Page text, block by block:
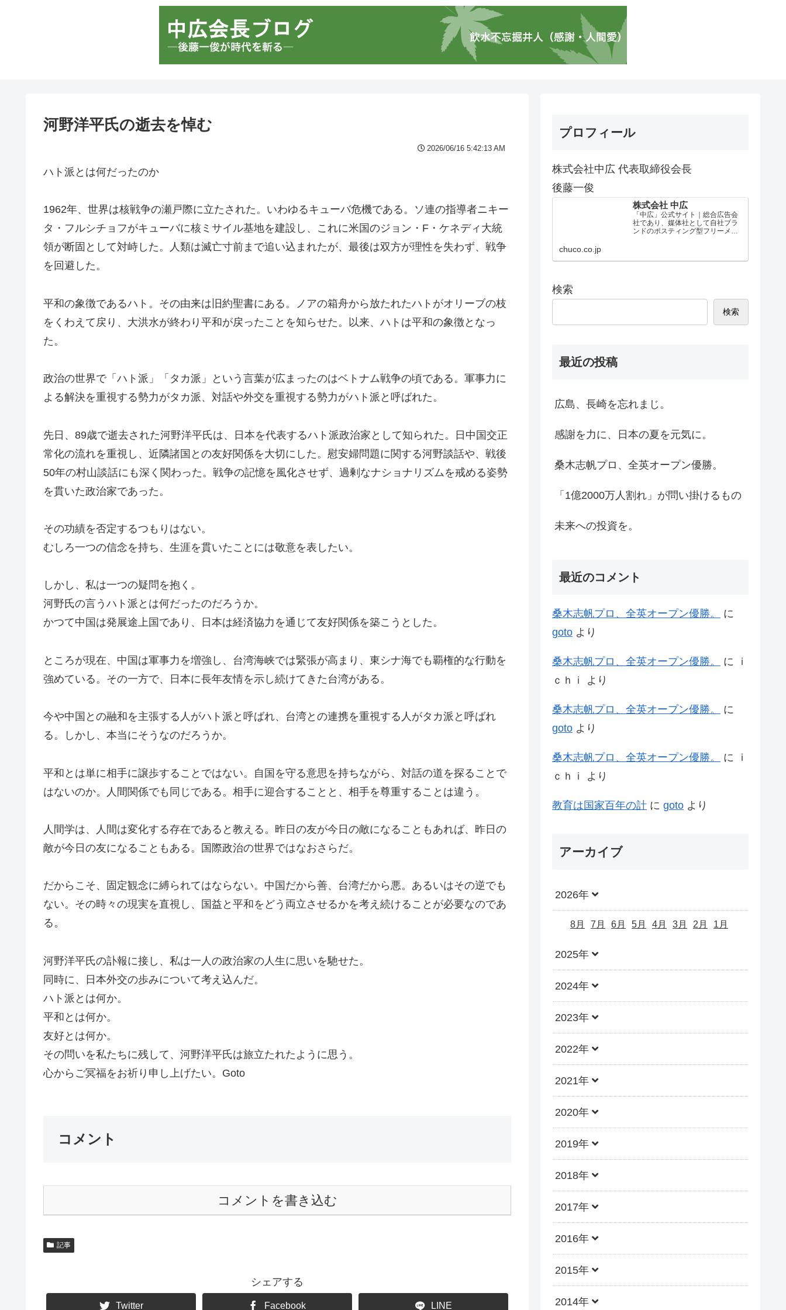
河野洋平氏の逝去を悼む
2026/06/16 5:42:13 AM
ハト派とは何だったのか
1962年、世界は核戦争の瀬戸際に立たされた。いわゆるキューバ危機である。ソ連の指導者ニキー
タ・フルシチョフがキューバに核ミサイル基地を建設し、これに米国のジョン・F・ケネディ大統
領が断固として対峙した。人類は滅亡寸前まで追い込まれたが、最後は双方が理性を失わず、戦争
を回避した。
平和の象徴であるハト。その由来は旧約聖書にある。ノアの箱舟から放たれたハトがオリーブの枝
をくわえて戻り、大洪水が終わり平和が戻ったことを知らせた。以来、ハトは平和の象徴となっ
た。
政治の世界で「ハト派」「タカ派」という言葉が広まったのはベトナム戦争の頃である。軍事力に
よる解決を重視する勢力がタカ派、対話や外交を重視する勢力がハト派と呼ばれた。
先日、89歳で逝去された河野洋平氏は、日本を代表するハト派政治家として知られた。日中国交正
常化の流れを重視し、近隣諸国との友好関係を大切にした。慰安婦問題に関する河野談話や、戦後
50年の村山談話にも深く関わった。戦争の記憶を風化させず、過剰なナショナリズムを戒める姿勢
を貫いた政治家であった。
その功績を否定するつもりはない。
むしろ一つの信念を持ち、生涯を貫いたことには敬意を表したい。
しかし、私は一つの疑問を抱く。
河野氏の言うハト派とは何だったのだろうか。
かつて中国は発展途上国であり、日本は経済協力を通じて友好関係を築こうとした。
ところが現在、中国は軍事力を増強し、台湾海峡では緊張が高まり、東シナ海でも覇権的な行動を
強めている。その一方で、日本に長年友情を示し続けてきた台湾がある。
今や中国との融和を主張する人がハト派と呼ばれ、台湾との連携を重視する人がタカ派と呼ばれ
る。しかし、本当にそうなのだろうか。
平和とは単に相手に譲歩することではない。自国を守る意思を持ちながら、対話の道を探ることで
はないのか。人間関係でも同じである。相手に迎合することと、相手を尊重することは違う。
人間学は、人間は変化する存在であると教える。昨日の友が今日の敵になることもあれば、昨日の
敵が今日の友になることもある。国際政治の世界ではなおさらだ。
だからこそ、固定観念に縛られてはならない。中国だから善、台湾だから悪。あるいはその逆でも
ない。その時々の現実を直視し、国益と平和をどう両立させるかを考え続けることが必要なのであ
る。
河野洋平氏の訃報に接し、私は一人の政治家の人生に思いを馳せた。
同時に、日本外交の歩みについて考え込んだ。
ハト派とは何か。
平和とは何か。
友好とは何か。
その問いを私たちに残して、河野洋平氏は旅立たれたように思う。
心からご冥福をお祈り申し上げたい。Goto
コメント
コメントを書き込む
記事
シェアする
Twitter Facebook LINE
プロフィール
株式会社中広 代表取締役会長
後藤一俊
株式会社 中広
「中広」公式サイト｜総合広告会
社であり、媒体社として自社ブラ
ンドのポスティング型フリーメデ
chuco.co.jp
検索
検索
最近の投稿
広島、長崎を忘れまじ。
感謝を力に、日本の夏を元気に。
桑木志帆プロ、全英オープン優勝。
「1億2000万人割れ」が問い掛けるもの
未来への投資を。
最近のコメント
桑木志帆プロ、全英オープン優勝。
に
goto より
桑木志帆プロ、全英オープン優勝。 に
ｉ
ｃｈｉ
より
桑木志帆プロ、全英オープン優勝。
に
goto より
桑木志帆プロ、全英オープン優勝。 に
ｉ
ｃｈｉ
より
教育は国家百年の計 に goto より
アーカイブ
2026年
8月 7月 6月 5月 4月 3月 2月 1月
2025年
2024年
2023年
2022年
2021年
2020年
2019年
2018年
2017年
2016年
2015年
2014年